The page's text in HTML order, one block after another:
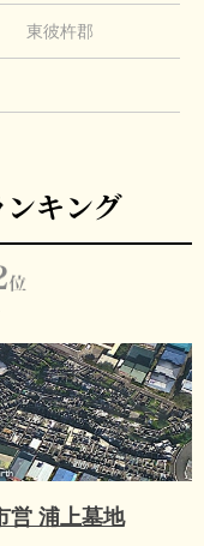
東彼杵郡
キング
営 浦上墓地